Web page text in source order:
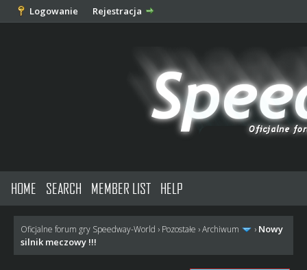
Logowanie Rejestracja
HOME SEARCH MEMBER LIST HELP
Oficjalne forum gry Speedway-World › Pozostałe ›Archiwum › Nowy
silnik meczowy !!!